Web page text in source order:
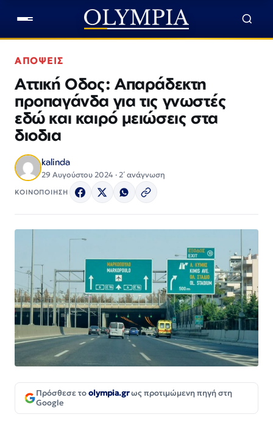
ΑΠΟΨΕΙΣ
Αττική Οδος: Απαράδεκτη
προπαγάνδα για τις γνωστές
εδώ και καιρό μειώσεις στα
διοδια
kalinda
29 Αυγούστου 2024 · 2΄ ανάγνωση
ΚΟΙΝΟΠΟΙΗΣΗ
Πρόσθεσε τοolympia.grως προτιμώμενη πηγή στη
Google